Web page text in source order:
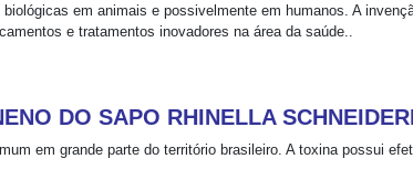
em animais e possivelmente em humanos. A
e tratamentos inovadores na área da saúde..
DO SAPO RHINELLA
em grande parte do território brasileiro. A toxina possui